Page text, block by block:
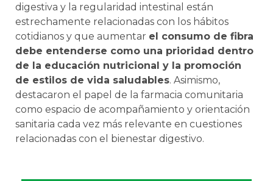
digestiva y la regularidad intestinal están
estrechamente relacionadas con los hábitos
cotidianos y que aumentar el consumo de fibra
debe entenderse como una prioridad dentro
de la educación nutricional y la promoción
de estilos de vida saludables. Asimismo,
destacaron el papel de la farmacia comunitaria
como espacio de acompañamiento y orientación
sanitaria cada vez más relevante en cuestiones
relacionadas con el bienestar digestivo.